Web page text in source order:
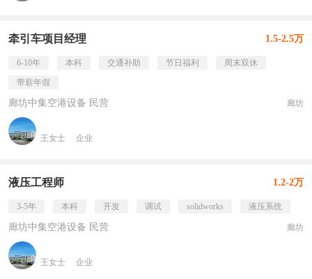
牵引车项目经理 1.5-2.5万
6-10年 本科 交通补助 节日福利
周末双休
带薪年假
廊坊中集空港设备 民营 廊坊
王女士 企业
液压工程师 1.2-2万
3-5年 本科 开发 调试 solidworks 液压系统
廊坊中集空港设备 民营 廊坊
王女士 企业